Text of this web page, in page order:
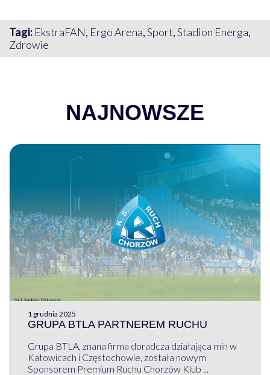
Tagi: EkstraFAN, Ergo Arena,Sport,Stadion Energa,
Zdrowie
NAJNOWSZE
1 grudnia 2025
GRUPA BTLA PARTNEREM RUCHU
Grupa BTLA, znana firma doradcza działająca min w
Katowicach i Częstochowie, została nowym
Sponsorem Premium Ruchu Chorzów Klub ...